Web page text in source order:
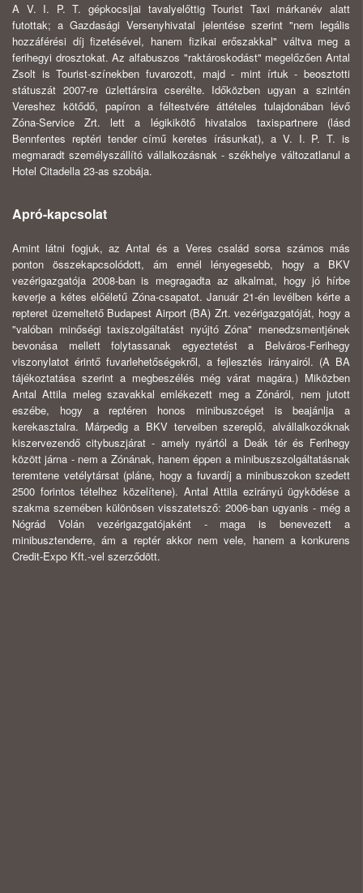
A V. I. P. T. gépkocsijai tavalyelőttig Tourist Taxi márkanév alatt
futottak; a Gazdasági Versenyhivatal jelentése szerint "nem legális
hozzáférési díj fizetésével, hanem fizikai erőszakkal" váltva meg a
ferihegyi drosztokat. Az alfabuszos "raktároskodást" megelőzően Antal
Zsolt is Tourist-színekben fuvarozott, majd - mint írtuk - beosztotti
státuszát 2007-re üzlettársira cserélte. Időközben ugyan a szintén
Vereshez kötődő, papíron a féltestvére áttételes tulajdonában lévő
Zóna-Service Zrt. lett a légikikötő hivatalos taxispartnere (lásd
Bennfentes reptéri tender című keretes írásunkat), a V. I. P. T. is
megmaradt személyszállító vállalkozásnak - székhelye változatlanul a
Hotel Citadella 23-as szobája.
Apró-kapcsolat
Amint látni fogjuk, az Antal és a Veres család sorsa számos más
ponton összekapcsolódott, ám ennél lényegesebb, hogy a BKV
vezérigazgatója 2008-ban is megragadta az alkalmat, hogy jó hírbe
keverje a kétes előéletű Zóna-csapatot. Január 21-én levélben kérte a
repteret üzemeltető Budapest Airport (BA) Zrt. vezérigazgatóját, hogy a
"valóban minőségi taxiszolgáltatást nyújtó Zóna" menedzsmentjének
bevonása mellett folytassanak egyeztetést a Belváros-Ferihegy
viszonylatot érintő fuvarlehetőségekről, a fejlesztés irányairól. (A BA
tájékoztatása szerint a megbeszélés még várat magára.) Miközben
Antal Attila meleg szavakkal emlékezett meg a Zónáról, nem jutott
eszébe, hogy a reptéren honos minibuszcéget is beajánlja a
kerekasztalra. Márpedig a BKV terveiben szereplő, alvállalkozóknak
kiszervezendő citybuszjárat - amely nyártól a Deák tér és Ferihegy
között járna - nem a Zónának, hanem éppen a minibuszszolgáltatásnak
teremtene vetélytársat (pláne, hogy a fuvardíj a minibuszokon szedett
2500 forintos tételhez közelítene). Antal Attila ezirányú ügyködése a
szakma szemében különösen visszatetsző: 2006-ban ugyanis - még a
Nógrád Volán vezérigazgatójaként - maga is benevezett a
minibusztenderre, ám a reptér akkor nem vele, hanem a konkurens
Credit-Expo Kft.-vel szerződött.